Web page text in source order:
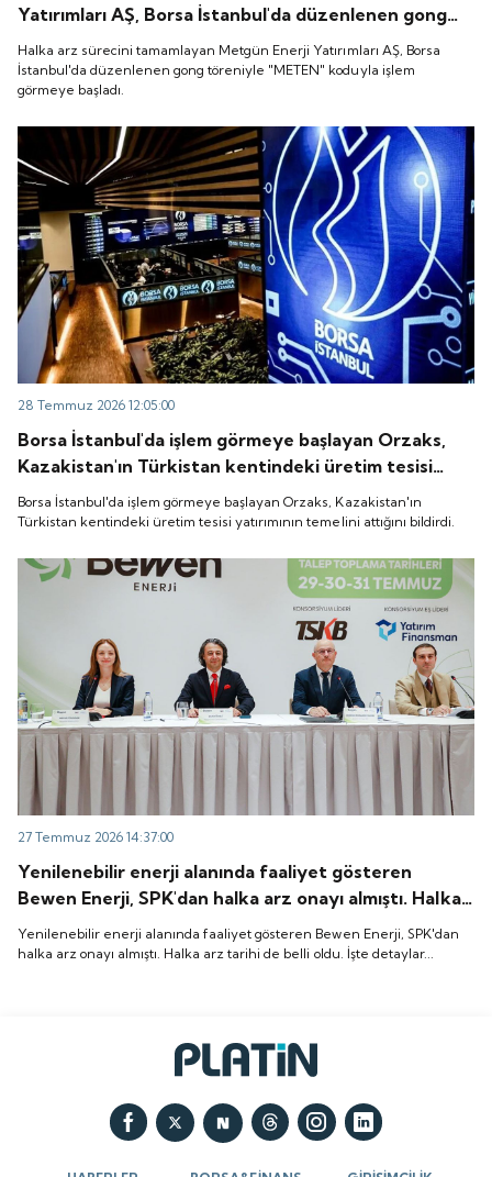
Yatırımları AŞ, Borsa İstanbul'da düzenlenen gong
töreniyle "METEN" koduyla işlem görmeye başladı.
Halka arz sürecini tamamlayan Metgün Enerji Yatırımları AŞ, Borsa
İstanbul'da düzenlenen gong töreniyle "METEN" koduyla işlem
görmeye başladı.
28 Temmuz 2026 12:05:00
Borsa İstanbul'da işlem görmeye başlayan Orzaks,
Kazakistan'ın Türkistan kentindeki üretim tesisi
yatırımının temelini attığını bildirdi.
Borsa İstanbul'da işlem görmeye başlayan Orzaks, Kazakistan'ın
Türkistan kentindeki üretim tesisi yatırımının temelini attığını bildirdi.
27 Temmuz 2026 14:37:00
Yenilenebilir enerji alanında faaliyet gösteren
Bewen Enerji, SPK'dan halka arz onayı almıştı. Halka
arz tarihi de belli oldu. İşte detaylar...
Yenilenebilir enerji alanında faaliyet gösteren Bewen Enerji, SPK'dan
halka arz onayı almıştı. Halka arz tarihi de belli oldu. İşte detaylar...